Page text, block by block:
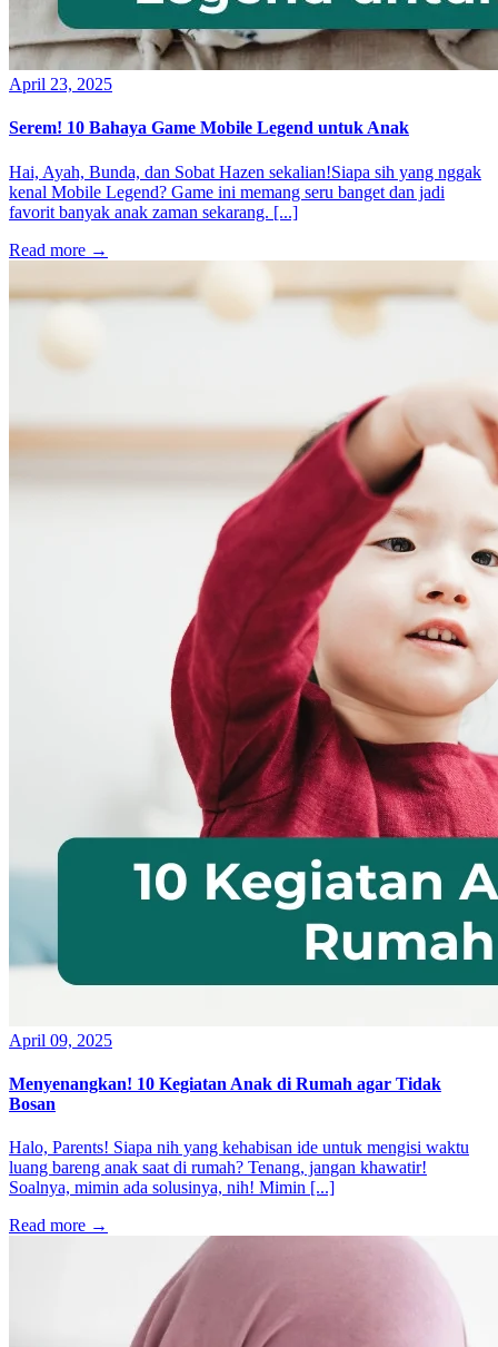
April 23, 2025
Serem! 10 Bahaya Game Mobile Legend untuk Anak
Hai, Ayah, Bunda, dan Sobat Hazen sekalian!Siapa sih yang nggak
kenal Mobile Legend? Game ini memang seru banget dan jadi
favorit banyak anak zaman sekarang. [...]
Read more →
April 09, 2025
Menyenangkan! 10 Kegiatan Anak di Rumah agar Tidak
Bosan
Halo, Parents! Siapa nih yang kehabisan ide untuk mengisi waktu
luang bareng anak saat di rumah? Tenang, jangan khawatir!
Soalnya, mimin ada solusinya, nih! Mimin [...]
Read more →